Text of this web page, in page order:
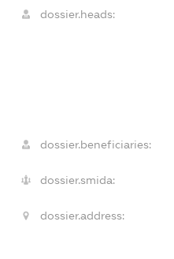
dossier.heads:
dossier.beneficiaries:
dossier.smida:
dossier.address: